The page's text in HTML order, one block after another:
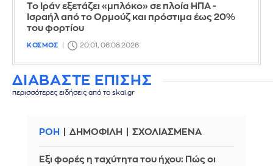
Το Ιράν εξετάζει «μπλόκο» σε πλοία ΗΠΑ -
Ισραήλ από το Ορμούζ και πρόστιμα έως 20%
του φορτίου
ΚΟΣΜΟΣ 20:01, 06.08.2026
ΔΙΑΒΑΣΤΕ ΕΠΙΣΗΣ
περισσότερες ειδήσεις από το skai.gr
ΡΟΗ ΔΗΜΟΦΙΛΗ ΣΧΟΛΙΑΣΜΕΝΑ
Έξι φορές η ταχύτητα του ήχου: Πώς οι